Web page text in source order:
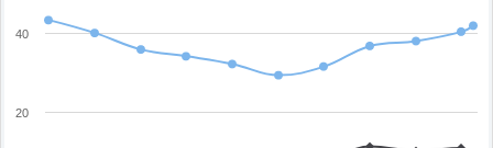
20
40